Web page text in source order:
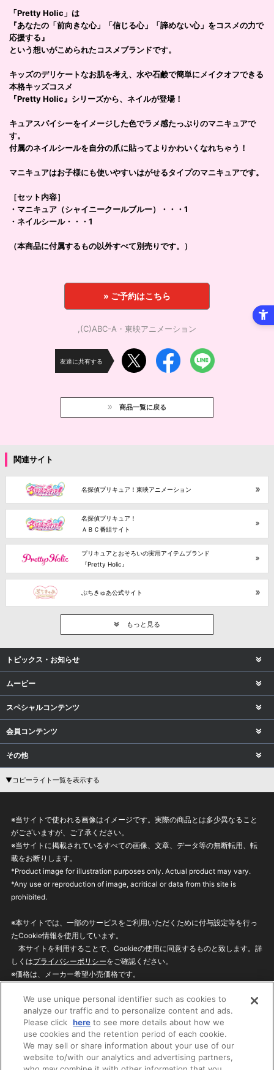
「Pretty Holic」は
『あなたの「前向きな心」「信じる心」「諦めない心」をコスメの力で
応援する』
という想いがこめられたコスメブランドです。
キッズのデリケートなお肌を考え、水や石鹸で簡単にメイクオフできる
本格キッズコスメ
『Pretty Holic』シリーズから、ネイルが登場！
キュアスパイシーをイメージした色でラメ感たっぷりのマニキュアで
す。
付属のネイルシールを自分の爪に貼ってよりかわいくなれちゃう！
マニキュアはお子様にも使いやすいはがせるタイプのマニキュアです。
［セット内容］
・マニキュア（シャイニークールブルー）・・・1
・ネイルシール・・・1
（本商品に付属するもの以外すべて別売りです。）
» ご予約はこちら
,(C)ABC-A・東映アニメーション
友達に共有する
商品一覧に戻る
関連サイト
名探偵プリキュア！東映アニメーション
名探偵プリキュア！
ＡＢＣ番組サイト
プリキュアとおそろいの実用アイテムブランド
『Pretty Holic』
ぷちきゅあ公式サイト
もっと見る
トピックス・お知らせ
ムービー
スペシャルコンテンツ
会員コンテンツ
その他
▼コピーライト一覧を表示する
※当サイトで使われる画像はイメージです。実際の商品とは多少異なること
がございますが、ご了承ください。
※当サイトに掲載されているすべての画像、文章、データ等の無断転用、転
載をお断りします。
*Product image for illustration purposes only. Actual product may vary.
*Any use or reproduction of image, acritical or data from this site is
prohibited.
※本サイトでは、一部のサービスをご利用いただくために付与設定等を行っ
たCookie情報を使用しています。
本サイトを利用することで、Cookieの使用に同意するものと致します。詳
しくはプライバシーポリシーをご確認ください。
※価格は、メーカー希望小売価格です。
ざいますのでご了承ください。
privacypolicy
Do Not Sell or Share My
Personal Information
ウェブサイトご利用条件
ソーシャルメディアポリシー
We use unique personal identifier such as cookies to
analyze our traffic and to personalize content and ads.
Please click here to see more details about how we
use cookies and the retention period of each cookie.
We may sell or share information about your use of our
website to/with our analytics and advertising partners,